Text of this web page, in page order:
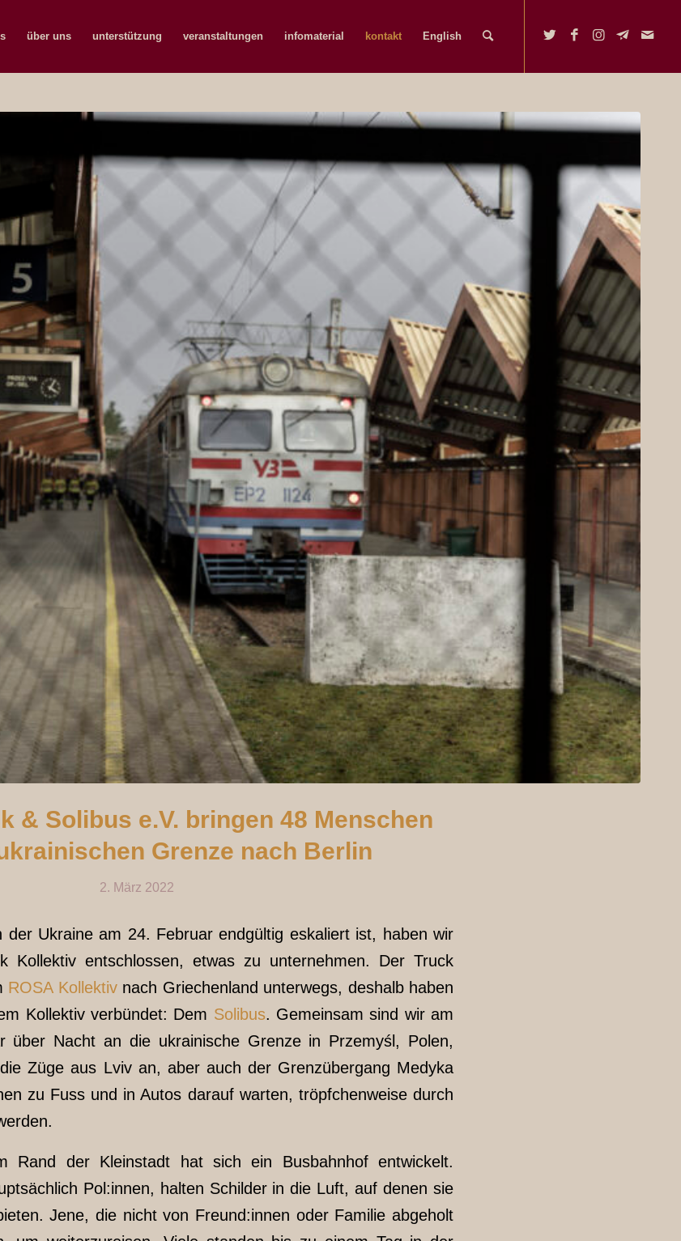
über uns unterstützung veranstaltungen infomaterial kontakt English
& Solibus e.V. bringen 48 Menschen
Grenze nach Berlin
2. März 2022
der Ukraine am 24. Februar endgültig eskaliert ist, haben wir
Kollektiv entschlossen, etwas zu unternehmen. Der Truck
ROSA Kollektivnach Griechenland unterwegs, deshalb haben
Kollektiv verbündet: Dem Solibus. Gemeinsam sind wir am
über Nacht an die ukrainische Grenze in Przemyśl, Polen,
Züge aus Lviv an, aber auch der Grenzübergang Medyka
zu Fuss und in Autos darauf warten, tröpfchenweise durch
Rand der Kleinstadt hat sich ein Busbahnhof entwickelt.
Pol:innen, halten Schilder in die Luft, auf denen sie
Jene, die nicht von Freund:innen oder Familie abgeholt